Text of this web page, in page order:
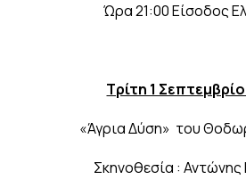
Ώρα 21:00 Είσοδος
Τρίτη 1
«Άγρια Δύση» του
Σκηνοθεσία :